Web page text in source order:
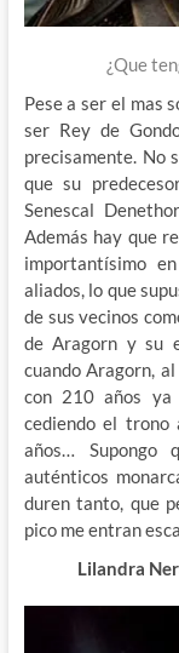
¿Que
Pese a ser el mas
ser Rey de
precisamente. No
que su
Senescal
Además hay que
importantísimo
aliados, lo que
de sus vecinos
de Aragorn y su
cuando Aragorn,
con 210 años
cediendo el
años… Supongo
auténticos
duren tanto, que
pico me entran
Lilandra